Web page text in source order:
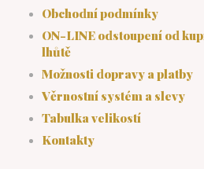
Obchodní podmínky
ON-LINE odstoupení od
lhůtě
Možnosti dopravy a platby
Věrnostní systém a slevy
Tabulka velikostí
Kontakty